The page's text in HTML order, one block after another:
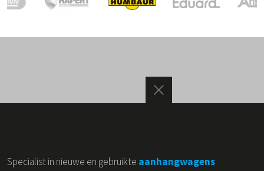
Specialist in nieuwe en gebruikte aanhangwagens